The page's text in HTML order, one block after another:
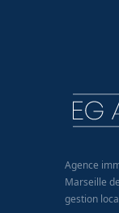
Agence
Marseille
gestion